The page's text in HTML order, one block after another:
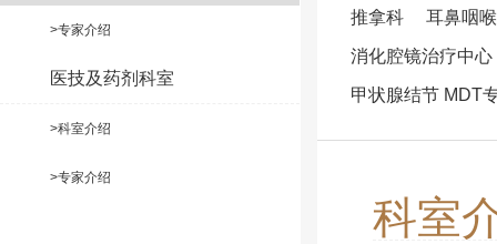
>专家介绍
医技及药剂科室
>科室介绍
>专家介绍
推拿科 耳鼻咽
消化腔镜治疗中心
甲状腺结节 MDT
科室